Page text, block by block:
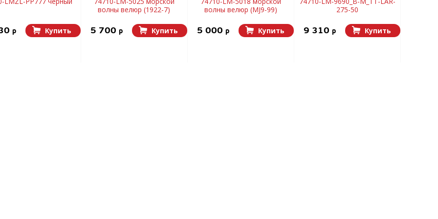
p Купить
волны велюр (1922-7)
5 700 p Купить
волны велюр (MJ9-99)
5 000 p Купить
275-50
9 310 p Купить